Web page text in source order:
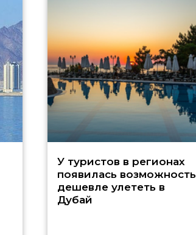
У туристов в регионах
появилась возможность
дешевле улететь в
Дубай